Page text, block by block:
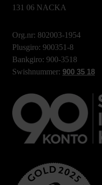
131 06 NACKA
Org.nr: 802003-1954
Plusgiro: 900351-8
Bankgiro: 900-3518
Swishnummer: 900 35 18